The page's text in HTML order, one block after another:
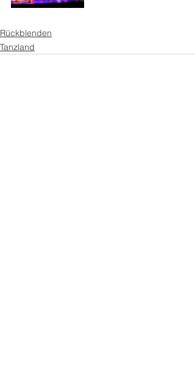
Rückblenden
Tanzland